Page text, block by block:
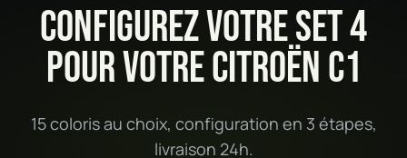
CONFIGUREZ VOTRE SET 4
POUR VOTRE CITROËN C1
15 coloris au choix, configuration en 3 étapes,
livraison 24h.